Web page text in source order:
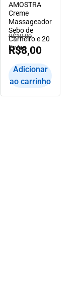
AMOSTRA
Creme
Massageador
Sebo de
Carneiro e 20
Ervas
R$10,00
R$8,00
Adicionar
ao carrinho